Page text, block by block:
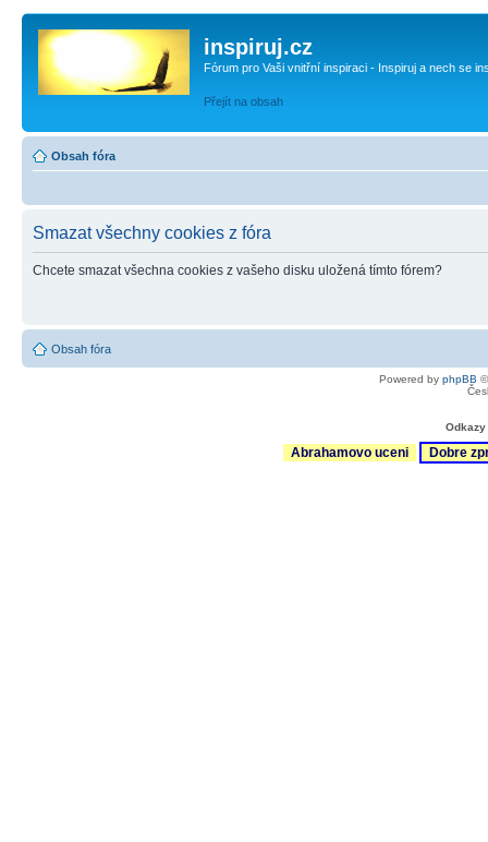
inspiruj.cz
Fórum pro Vaši vnitřní inspiraci - Inspiruj a nech se
Přejít na obsah
Obsah fóra
Smazat všechny cookies z fóra
Chcete smazat všechna cookies z vašeho disku uložená tímto fórem?
Obsah fóra
Powered by phpBB
Abrahamovo uceni Dobre